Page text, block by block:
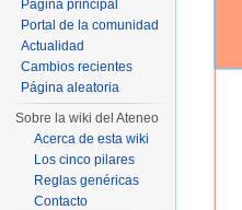
Página principal
Portal de la comunidad
Actualidad
Cambios recientes
Página aleatoria
Sobre la wiki del Ateneo
Acerca de esta wiki
Los cinco pilares
Reglas genéricas
Contacto